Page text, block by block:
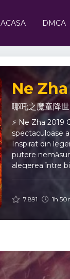
ACASA DMCA
Ne
哪吒之魔童降世
⚡ Ne Zha
spectaculoase
Inspirat din
putere
alegerea între
Animație
o poveste
filmul
legende
la suferință.
scop mai mare.
personaje
epică ce
7.891 1h